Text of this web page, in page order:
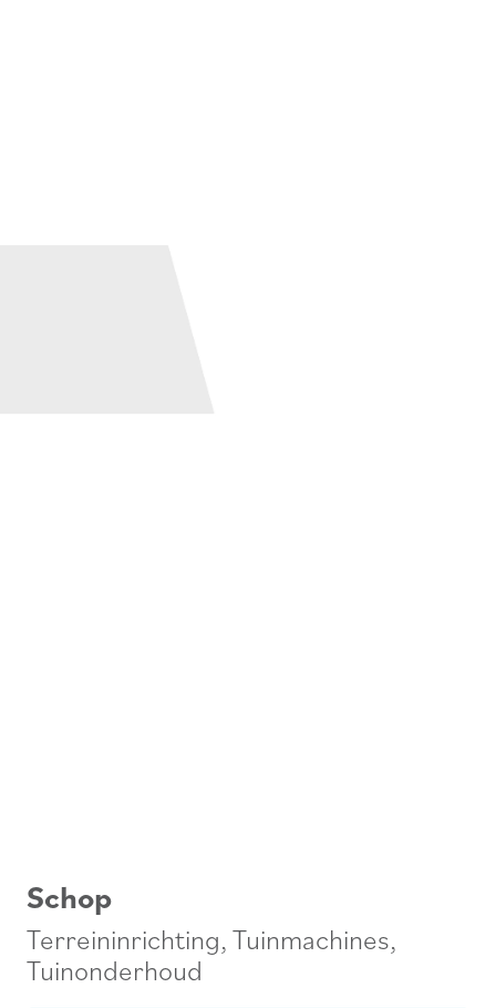
Schop
Terreininrichting,Tuinmachines,
Tuinonderhoud